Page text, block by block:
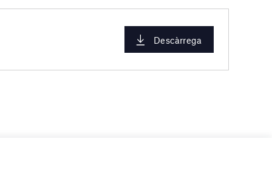
Descàrrega